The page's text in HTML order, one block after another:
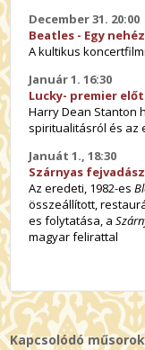
December 31. 20:00
Beatles - Egy
A kultikus
Január 1. 16:30
Lucky- premier
Harry Dean Stanton
spiritualitásról és az
Januát 1., 18:30
Szárnyas
Az eredeti, 1982-es
összeállított,
es folytatása, a
magyar felirattal
Kapcsolódó műsorok